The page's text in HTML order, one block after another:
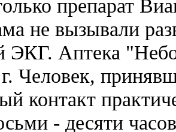
препарат
не вызывали
ЭКГ. Аптека
Человек,
контакт
- десяти